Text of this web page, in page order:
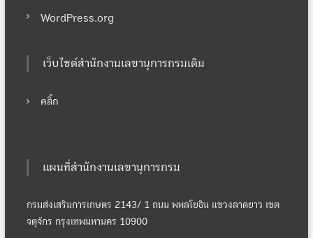
WordPress.org
เว็บไซต์สำนักงานเลขานุการกรมเดิม
คลิ๊ก
แผนที่สำนักงานเลขานุการกรม
กรมส่งเสริมการเกษตร 2143/ 1 ถนน พหลโยธิน แขวงลาดยาว เขต
จตุจักร กรุงเทพมหานคร 10900